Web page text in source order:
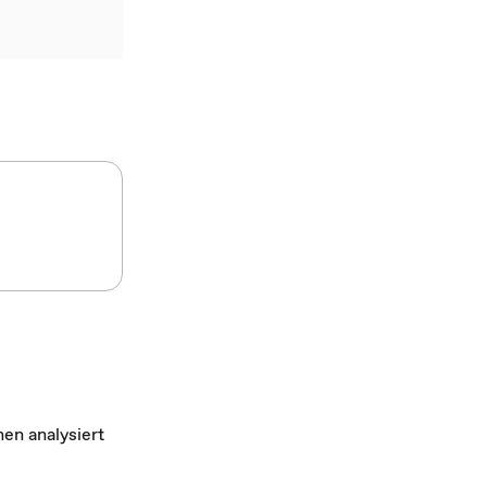
analysiert